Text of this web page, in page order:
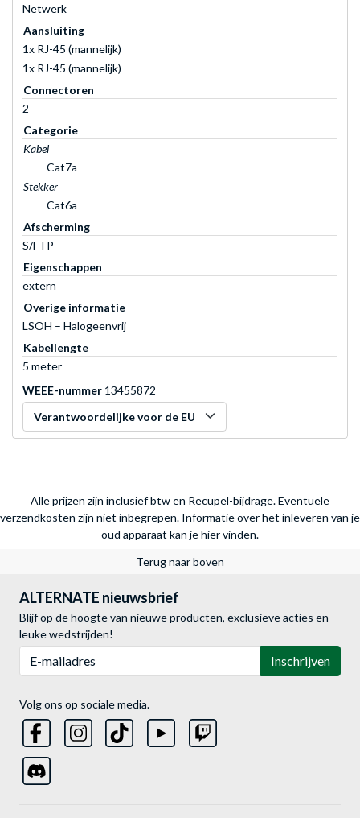
Netwerk
Aansluiting
1x RJ-45 (mannelijk)
1x RJ-45 (mannelijk)
Connectoren
2
Categorie
Kabel
Cat7a
Stekker
Cat6a
Afscherming
S/FTP
Eigenschappen
extern
Overige informatie
LSOH – Halogeenvrij
Kabellengte
5 meter
WEEE-nummer 13455872
Verantwoordelijke voor de EU
Alle prijzen zijn inclusief btw en Recupel-bijdrage. Eventuele
verzendkosten zijn niet inbegrepen. Informatie over het inleveren van je
oud apparaat kan je hier vinden.
Terug naar boven
ALTERNATE nieuwsbrief
Blijf op de hoogte van nieuwe producten, exclusieve acties en
leuke wedstrijden!
Inschrijven
Volg ons op sociale media.